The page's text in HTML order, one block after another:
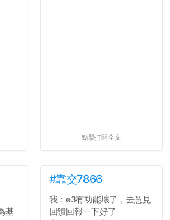
點擊打開全文
基
#靠交7866
我：e3有功能壞了，去意見
回饋回報一下好了